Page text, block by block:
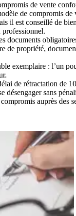
de vente
de compromis de
il est conseillé de
documents
de propriété,
exemplaire : l’un
de rétractation de
désengager sans
auprès des